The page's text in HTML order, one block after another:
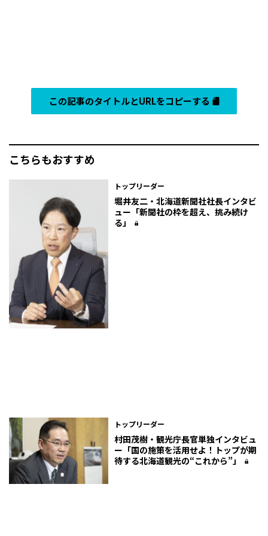
この記事のタイトルとURLをコピーする
こちらもおすすめ
トップリーダー
堀井友二・北海道新聞社社長インタビ
ュー「新聞社の枠を超え、挑み続け
る」
トップリーダー
村田茂樹・観光庁長官単独インタビュ
ー「国の施策を活用せよ！トップが期
待する北海道観光の“これから”」